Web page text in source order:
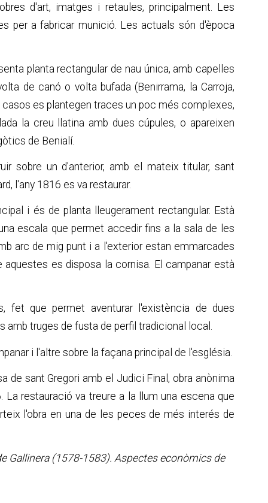
d'art, imatges i retaules, principalment. Les
per a fabricar munició. Les actuals són d'època
planta rectangular de nau única, amb capelles
de canó o volta bufada (Benirrama, la Carroja,
es plantegen traces un poc més complexes,
la creu llatina amb dues cúpules, o apareixen
de Benialí.
sobre un d'anterior, amb el mateix titular, sant
l'any 1816 es va restaurar.
i és de planta lleugerament rectangular. Està
escala que permet accedir fins a la sala de les
arc de mig punt i a l'exterior estan emmarcades
es disposa la cornisa. El campanar està
fet que permet aventurar l'existència de dues
amb truges de fusta de perfil tradicional local.
i l'altre sobre la façana principal de l'església.
de sant Gregori amb el Judici Final, obra anònima
restauració va treure a la llum una escena que
l'obra en una de les peces de més interés de
Gallinera (1578-1583). Aspectes econòmics de